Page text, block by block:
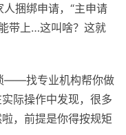
捆绑申请，“主申请
带上…这叫啥？这就
——找专业机构帮你做
际操作中发现，很多
，前提是你得按规矩